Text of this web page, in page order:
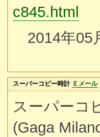
c845.html
2014年05
スーパーコピー時計 Ｅメール
スーパーコ
(Gaga